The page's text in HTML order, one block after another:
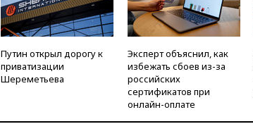
Путин открыл дорогу к
приватизации
Шереметьева
Эксперт объяснил, как
избежать сбоев из-за
российских
сертификатов при
онлайн-оплате